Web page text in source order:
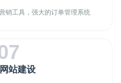
销工具，强大的订单管理系统
站建设